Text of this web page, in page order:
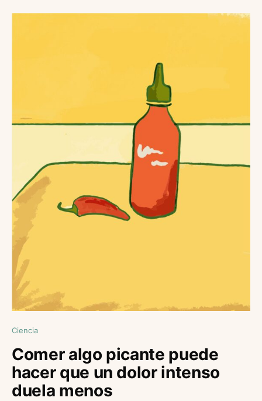
Ciencia
Comer algo picante puede
hacer que un dolor intenso
duela menos